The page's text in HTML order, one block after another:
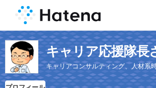
キャリア応援隊長
キャリアコンサルティング、人材系